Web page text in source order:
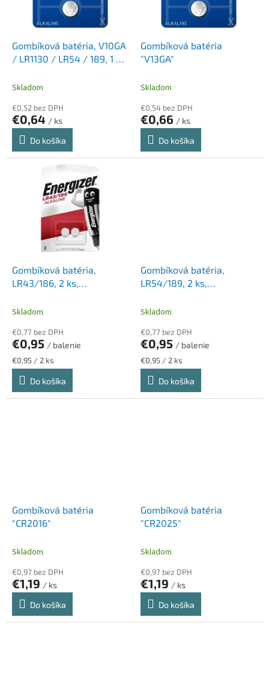
Gombíková batéria, V10GA
/ LR1130 / LR54 / 189, 1 ks,
Skladom
€0,52 bez DPH
€0,64 / ks
Do košíka
Gombíková batéria
"V13GA"
Skladom
€0,54 bez DPH
€0,66 / ks
Do košíka
Gombíková batéria,
LR43/186, 2 ks,
Skladom
€0,77 bez DPH
€0,95 / balenie
Jednotková
cena:
€0,95 / 2 ks
Do košíka
Gombíková batéria,
LR54/189, 2 ks,
Skladom
€0,77 bez DPH
€0,95 / balenie
Jednotková
cena:
€0,95 / 2 ks
Do košíka
Gombíková batéria
"CR2016"
Skladom
€0,97 bez DPH
€1,19 / ks
Do košíka
Gombíková batéria
"CR2025"
Skladom
€0,97 bez DPH
€1,19 / ks
Do košíka